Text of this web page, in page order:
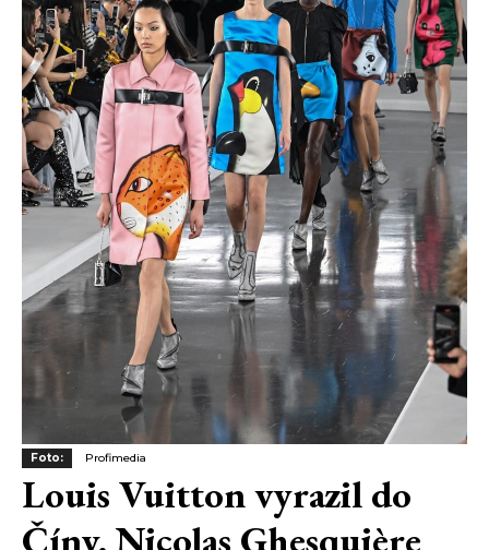
Foto: Profimedia
Louis Vuitton vyrazil do
Číny. Nicolas Ghesquière